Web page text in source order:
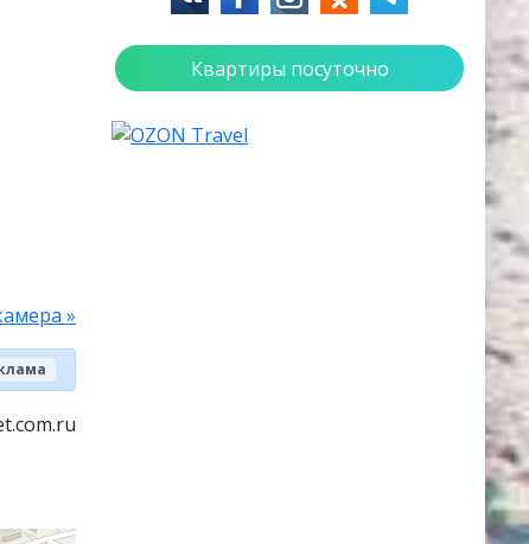
»
Квартиры посуточно